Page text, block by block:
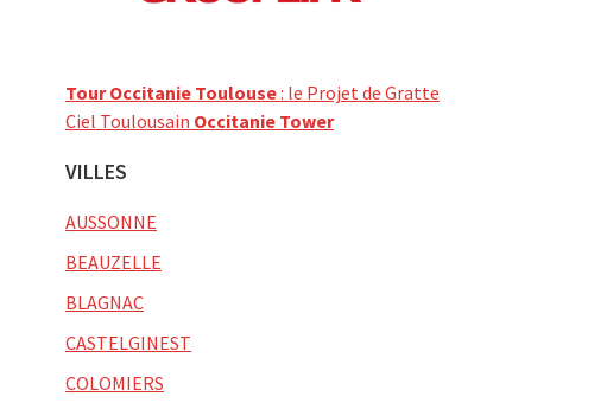
Tour Occitanie Toulouse: le Projet de Gratte
Ciel Toulousain Occitanie Tower
VILLES
AUSSONNE
BEAUZELLE
BLAGNAC
CASTELGINEST
COLOMIERS